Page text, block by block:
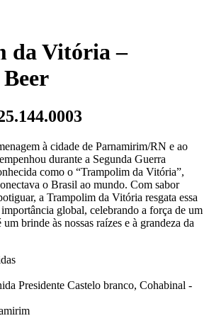
da Vitória –
Beer
à cidade de Parnamirim/RN e ao
durante a Segunda Guerra
como o “Trampolim da Vitória”,
o Brasil ao mundo. Com sabor
a Trampolim da Vitória resgata essa
global, celebrando a força de um
brinde às nossas raízes e à grandeza da
Presidente Castelo branco, Cohabinal -